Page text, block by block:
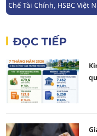
Chế Tài Chính, HSBC Việt
ĐỌC TIẾP